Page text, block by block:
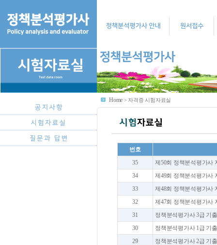
Home > 자격증 시험자료실
번호
35
제50회 정책분석평가사
34
제49회 정책분석평가사
33
제48회 정책분석평가사
32
제47회 정책분석평가사
31
정책분석평가사 3급 기
30
정책분석평가사 1급 기
29
정책분석평가사 2급 기